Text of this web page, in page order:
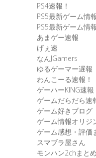
PS4速報！
PS5最新ゲーム情
PS5最新ゲーム情
あまゲー速報
げぇ速
なんJGamers
ゆるゲーマー遅報
わんこーる速報！
ゲーハーKING速報
ゲームだらだら速
ゲーム好きブログ
ゲーム情報オリジ
ゲーム感想・評価
スマブラ屋さん
モンハン2chまと